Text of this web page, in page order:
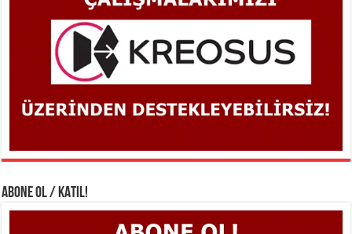
ABONE OL / KATIL!